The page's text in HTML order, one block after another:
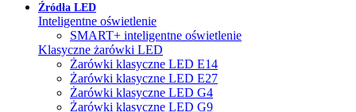
Źródła LED
Inteligentne oświetlenie
SMART+ inteligentne oświetlenie
Klasyczne żarówki LED
Żarówki klasyczne LED E14
Żarówki klasyczne LED E27
Żarówki klasyczne LED G4
Żarówki klasyczne LED G9